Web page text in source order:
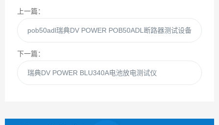
上一篇：
pob50adl瑞典DV POWER POB50ADL断路器测试设备
下一篇：
瑞典DV POWER BLU340A电池放电测试仪